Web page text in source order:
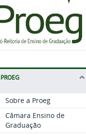
PROEG
Sobre a Proeg
Câmara Ensino de
Graduação